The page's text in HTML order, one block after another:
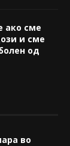
ако сме
и сме
од
во